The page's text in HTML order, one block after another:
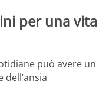
per una vita
può avere un